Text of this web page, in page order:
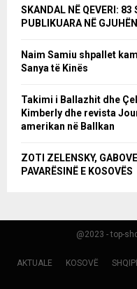
SKANDAL NË QEVERI: 83
PUBLIKUARA NË
Naim Samiu shpallet
Sanya të Kinës
Takimi i Ballazhit dhe
Kimberly dhe revista
amerikan në Ballkan
ZOTI ZELENSKY,
PAVARËSINË E KOSOVËS
@2023 - top-
AKTUALE KOSOVË